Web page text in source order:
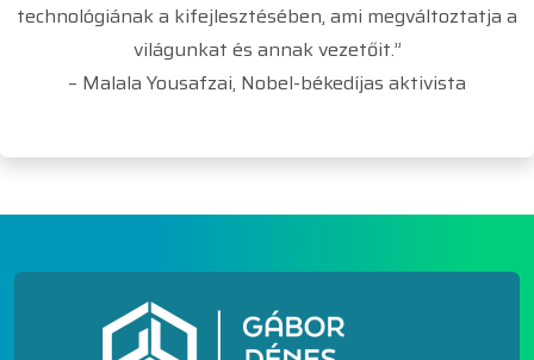
technológiának a kifejlesztésében, ami megváltoztatja a
világunkat és annak vezetőit.”
– Malala Yousafzai, Nobel-békedíjas aktivista